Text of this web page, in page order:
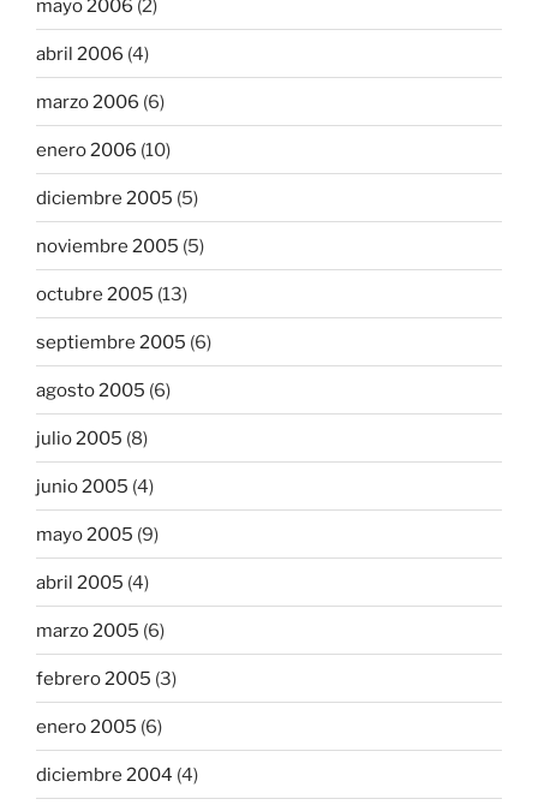
mayo 2006 (2)
abril 2006 (4)
marzo 2006 (6)
enero 2006 (10)
diciembre 2005 (5)
noviembre 2005 (5)
octubre 2005 (13)
septiembre 2005 (6)
agosto 2005 (6)
julio 2005 (8)
junio 2005 (4)
mayo 2005 (9)
abril 2005 (4)
marzo 2005 (6)
febrero 2005 (3)
enero 2005 (6)
diciembre 2004 (4)